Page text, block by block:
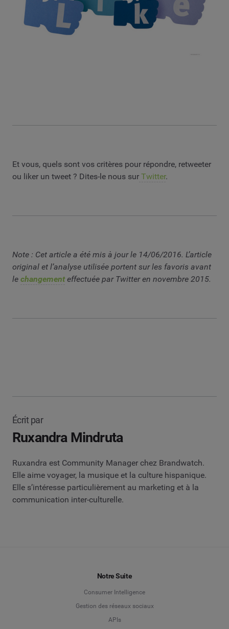
Et vous, quels sont vos critères pour répondre, retweeter
ou liker un tweet ? Dites-le nous sur Twitter.
Note : Cet article a été mis à jour le 14/06/2016. L’article
original et l’analyse utilisée portent sur les favoris avant
le changementeffectuée par Twitter en novembre 2015.
Écrit par
Ruxandra Mindruta
Ruxandra est Community Manager chez Brandwatch.
Elle aime voyager, la musique et la culture hispanique.
Elle s’intéresse particulièrement au marketing et à la
communication inter-culturelle.
Notre Suite
Consumer Intelligence
Gestion des réseaux sociaux
APIs